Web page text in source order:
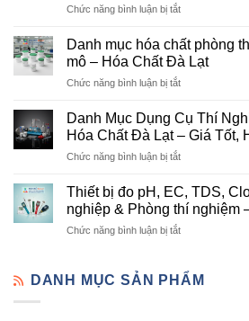
Đơn
Cung
Cấp
Hóa
Chất
Thiết
Nghiệm
Tín
Tại
Chức năng bình luận bị tắtở
mục
hóa
chất
nông
tại
Đà
–
Chất
Đà
đầy
lượng,
Danh mục hóa chất phòng
mô – Hóa Chất Đà Lạt
Chức năng bình luận bị tắtở
mục
hóa
chất
phòng
nghiệm
&
cấy
Hóa
Danh Mục Dụng Cụ Thí
Hóa Chất Đà Lạt – Giá Tốt,
Chức năng bình luận bị tắtở
Mục
Dụng
Cụ
Thí
Đủ
Thiết bị đo pH, EC, TDS,
nghiệp & Phòng thí nghiệm
Chức năng bình luận bị tắtở
đo
DANH MỤC SẢN PHẨM